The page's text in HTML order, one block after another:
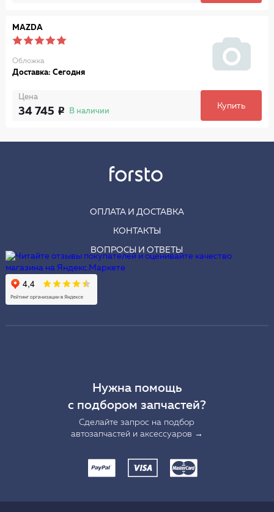
MAZDA
Обложка
Доставка: Сегодня
Цена
34 745 В наличии
Купить
ОПЛАТА И ДОСТАВКА
КОНТАКТЫ
ВОПРОСЫ И ОТВЕТЫ
Нужна помощь
с подбором запчастей?
Сделайте запрос на подбор
автозапчастей и аксессуаров →